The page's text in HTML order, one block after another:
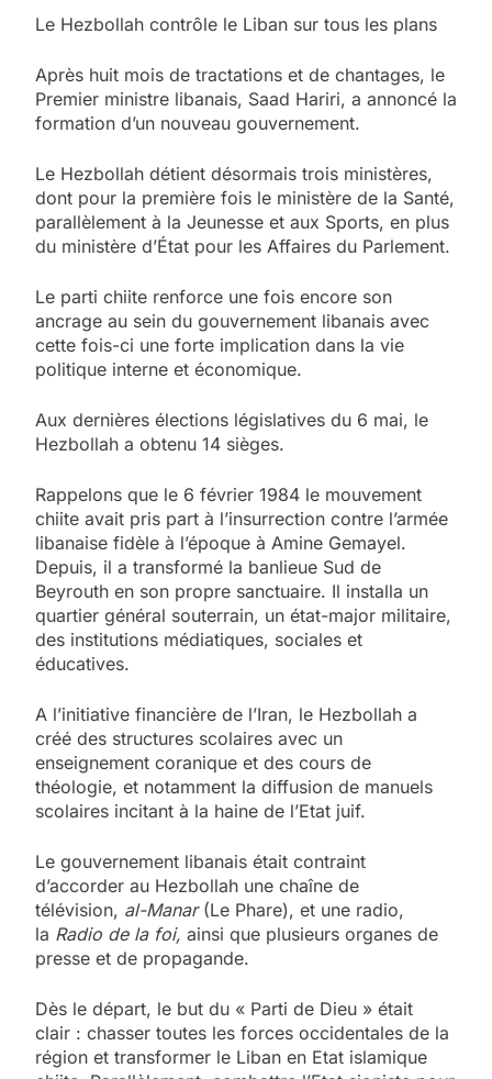
Le Hezbollah contrôle le Liban sur tous les plans
Après huit mois de tractations et de chantages, le
Premier ministre libanais, Saad Hariri, a annoncé la
formation d’un nouveau gouvernement.
Le Hezbollah détient désormais trois ministères,
dont pour la première fois le ministère de la Santé,
parallèlement à la Jeunesse et aux Sports, en plus
du ministère d’État pour les Affaires du Parlement.
Le parti chiite renforce une fois encore son
ancrage au sein du gouvernement libanais avec
cette fois-ci une forte implication dans la vie
politique interne et économique.
Aux dernières élections législatives du 6 mai, le
Hezbollah a obtenu 14 sièges.
Rappelons que le 6 février 1984 le mouvement
chiite avait pris part à l’insurrection contre l’armée
libanaise fidèle à l’époque à Amine Gemayel.
Depuis, il a transformé la banlieue Sud de
Beyrouth en son propre sanctuaire. Il installa un
quartier général souterrain, un état-major militaire,
des institutions médiatiques, sociales et
éducatives.
A l’initiative financière de l’Iran, le Hezbollah a
créé des structures scolaires avec un
enseignement coranique et des cours de
théologie, et notamment la diffusion de manuels
scolaires incitant à la haine de l’Etat juif.
Le gouvernement libanais était contraint
d’accorder au Hezbollah une chaîne de
télévision, al-Manar(Le Phare), et une radio,
la Radio de la foi, ainsi que plusieurs organes de
presse et de propagande.
Dès le départ, le but du « Parti de Dieu » était
clair : chasser toutes les forces occidentales de la
région et transformer le Liban en Etat islamique